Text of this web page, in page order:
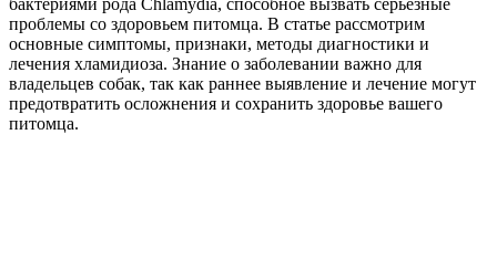
проблемы со здоровьем питомца. В статье рассмотрим
основные симптомы, признаки, методы диагностики и
лечения хламидиоза. Знание о заболевании важно для
владельцев собак, так как раннее выявление и лечение могут
предотвратить осложнения и сохранить здоровье вашего
питомца.